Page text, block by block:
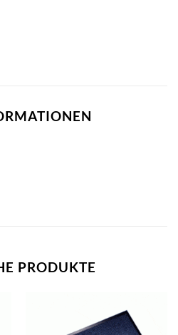
PRODUKTE